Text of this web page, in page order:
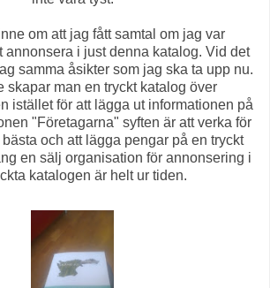
om att jag fått samtal om jag var
annonsera i just denna katalog. Vid det
samma åsikter som jag ska ta upp nu.
skapar man en tryckt katalog över
istället för att lägga ut informationen på
"Företagarna" syften är att verka för
och att lägga pengar på en tryckt
en sälj organisation för annonsering i
katalogen är helt ur tiden.